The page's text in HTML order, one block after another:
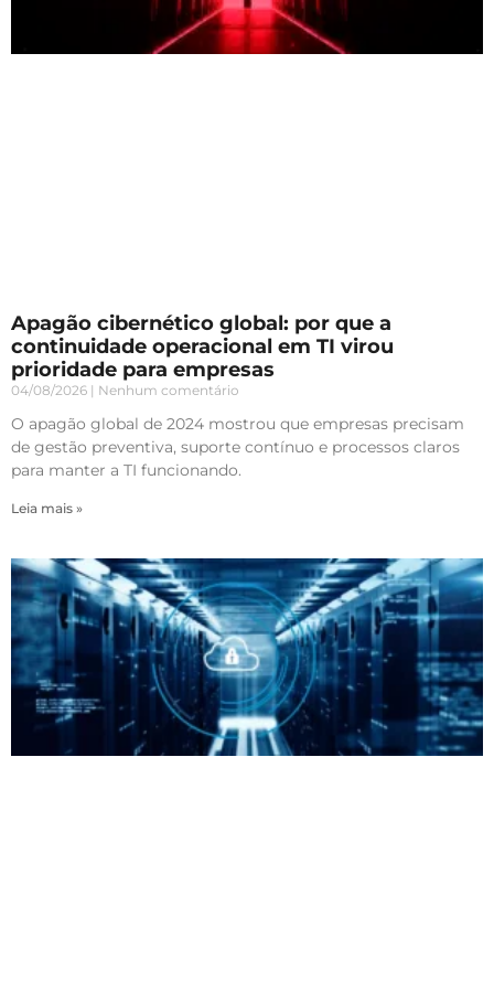
Apagão cibernético global: por que a
continuidade operacional em TI virou
prioridade para empresas
04/08/2026 Nenhum comentário
O apagão global de 2024 mostrou que empresas precisam
de gestão preventiva, suporte contínuo e processos claros
para manter a TI funcionando.
Leia mais »